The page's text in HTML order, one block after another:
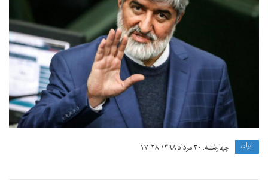
ايران چهارشنبه, ۳۰ مرداد ۱۳۹۸ ۱۷:۲۸